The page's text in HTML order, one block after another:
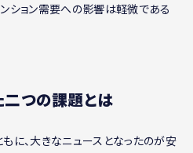
ション需要への影響は軽微である
二つの課題とは
に、大きなニュースとなったのが安